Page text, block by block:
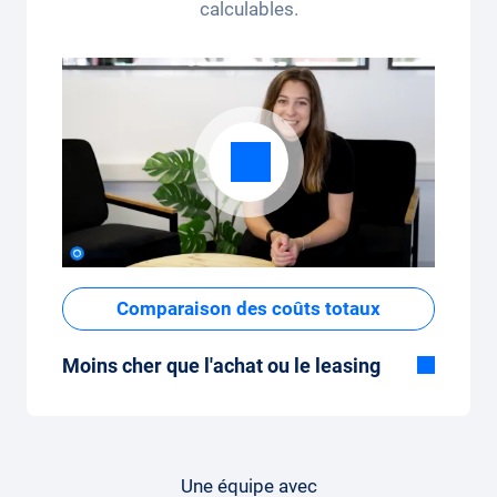
calculables.
Comparaison des coûts totaux
Moins cher que l'achat ou le leasing
par rapport au leasing ou à l'achat d'une
Une équipe avec